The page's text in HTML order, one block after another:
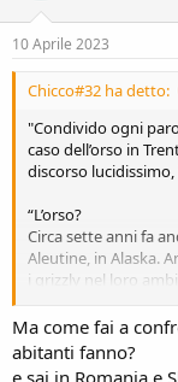
n
:
10 Aprile 2023
Chicco#32 ha detto:
"Condivido ogni
caso dell’orso in
discorso
“L’orso?
Circa sette anni fa
Aleutine, in Alaska.
i grizzly nel loro
minuscolo resort, in
ranger ci hanno
aggirandoci nei
solitari e non amano
Ma come fai a
abitanti fanno?
e sai in Romania e